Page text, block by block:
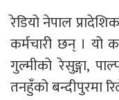
रेडियो नेपाल
कर्मचारी छन् । यो
गुल्मीको रेसुङ्गा,
तनहुँको बन्दीपुरमा